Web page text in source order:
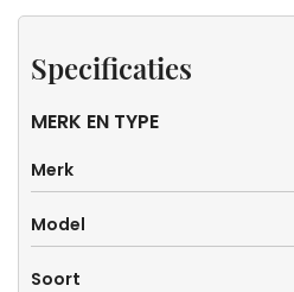
Specificaties
MERK EN TYPE
Merk
Model
Soort